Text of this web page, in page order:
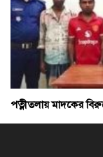
পত্নীতলায় মাদকের